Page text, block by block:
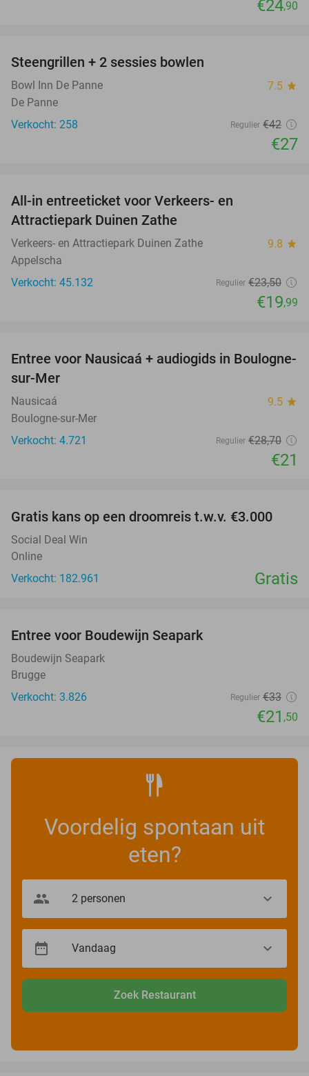
€24,90
Steengrillen + 2 sessies bowlen
Bowl Inn De Panne 7.5 star
De Panne
Verkocht: 258
Regulier €42
€27
All-in entreeticket voor Verkeers- en
Attractiepark Duinen Zathe
Verkeers- en Attractiepark Duinen Zathe 9.8 star
Appelscha
Verkocht: 45.132
Regulier €23,50
€19,99
27%
Entree voor Nausicaá + audiogids in Boulogne-
sur-Mer
Nausicaá 9.5 star
Boulogne-sur-Mer
Verkocht: 4.721
Regulier €28,70
€21
Gratis kans op een droomreis t.w.v. €3.000
Social Deal Win
Online
Verkocht: 182.961
Gratis
Entree voor Boudewijn Seapark
Boudewijn Seapark
Brugge
Verkocht: 3.826
Regulier €33
€21 ,50
Voordelig spontaan uit
eten?
Zoek Restaurant